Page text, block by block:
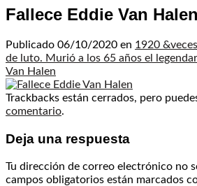
Fallece Eddie Van Halen
Publicado 06/10/2020 en 1920
de luto. Murió a los 65 años el
Van Halen
Trackbacks están cerrados, pero
comentario.
Deja una respuesta
Tu dirección de correo electrónico no
campos obligatorios están marcados